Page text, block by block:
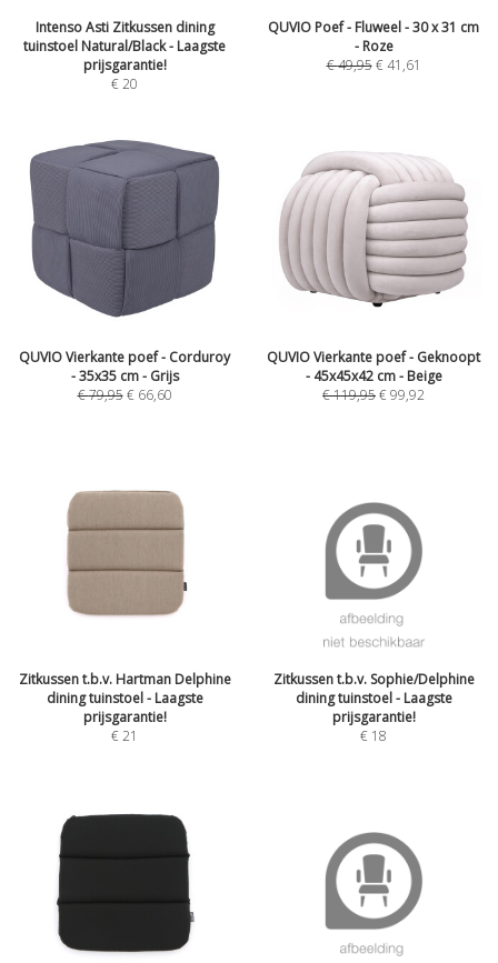
Intenso Asti Zitkussen dining
tuinstoel Natural/Black - Laagste
prijsgarantie!
€20
QUVIO Poef - Fluweel - 30 x 31 cm
- Roze
€49,95 €41,61
QUVIO Vierkante poef - Corduroy
- 35x35 cm - Grijs
€79,95 € 66,60
QUVIO Vierkante poef - Geknoopt
- 45x45x42 cm - Beige
€119,95€99,92
Zitkussen t.b.v. Hartman Delphine
dining tuinstoel - Laagste
prijsgarantie!
€21
Zitkussen t.b.v. Sophie/Delphine
dining tuinstoel - Laagste
prijsgarantie!
€ 18